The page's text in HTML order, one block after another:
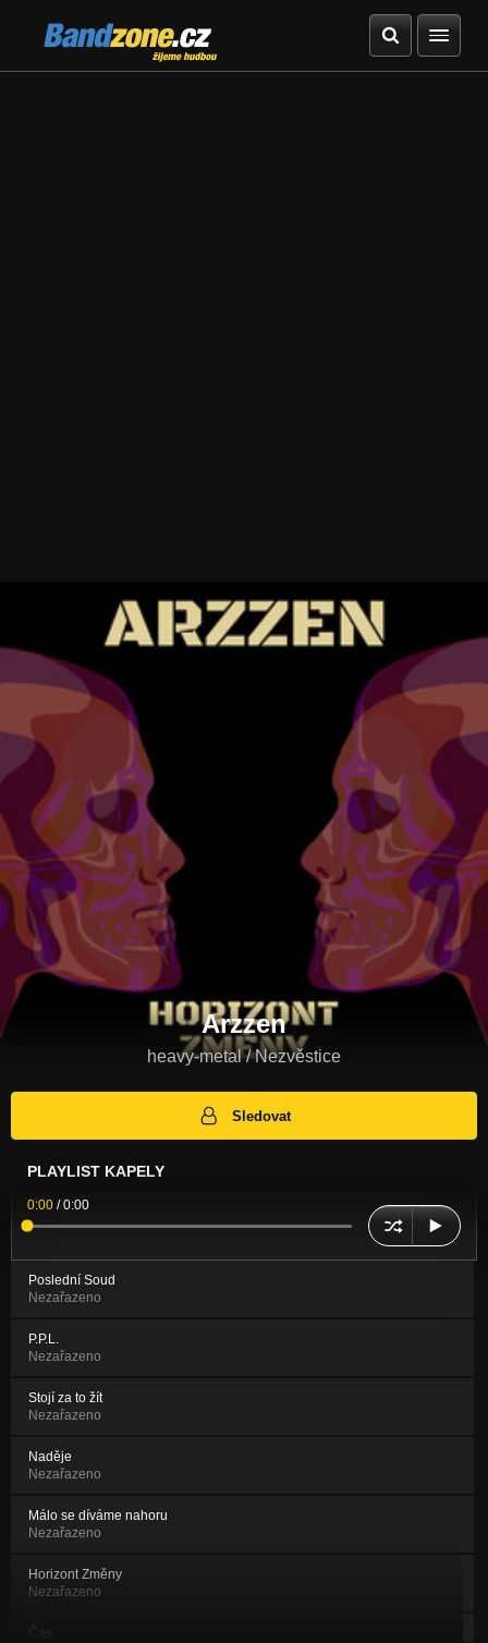
Bandzone.cz
žijeme hudbou
Arzzen
heavy-metal / Nezvěstice
Sledovat
PLAYLIST KAPELY
0:00 /0:00
Poslední Soud
Nezařazeno
P.P.L.
Nezařazeno
Stojí za to žít
Nezařazeno
Naděje
Nezařazeno
Málo se díváme nahoru
Nezařazeno
Horizont Změny
Nezařazeno
Čas